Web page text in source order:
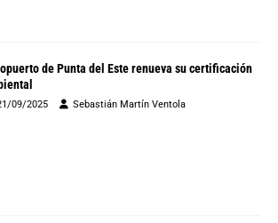
de Punta del Este renueva su certificación
09/2025 Sebastián Martín Ventola